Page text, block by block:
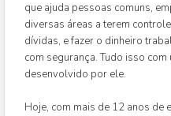
que ajuda pessoas comuns,
diversas áreas a terem
dívidas, e fazer o dinheiro
com segurança. Tudo isso
desenvolvido por ele.
Hoje, com mais de 12 anos de